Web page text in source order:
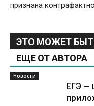
признана
ЭТО МОЖЕТ
ЕЩЕ ОТ АВТОРА
Новости
ЕГЭ —